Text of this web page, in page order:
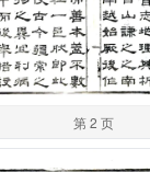
第 2 页